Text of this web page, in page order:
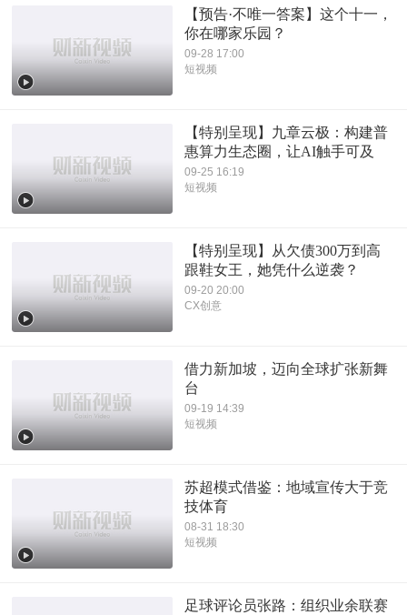
【预告·不唯一答案】这个十一，
你在哪家乐园？
09-28 17:00
短视频
【特别呈现】九章云极：构建普
惠算力生态圈，让AI触手可及
09-25 16:19
短视频
【特别呈现】从欠债300万到高
跟鞋女王，她凭什么逆袭？
09-20 20:00
CX创意
借力新加坡，迈向全球扩张新舞
台
09-19 14:39
短视频
苏超模式借鉴：地域宣传大于竞
技体育
08-31 18:30
短视频
足球评论员张路：组织业余联赛